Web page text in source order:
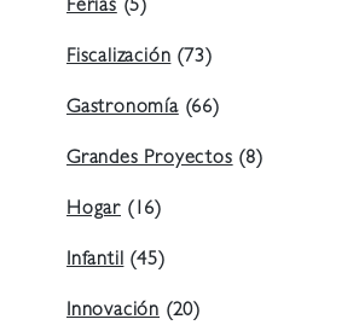
Ferias (5)
Fiscalización (73)
Gastronomía(66)
Grandes Proyectos (8)
Hogar (16)
Infantil (45)
Innovación (20)